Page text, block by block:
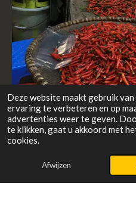
Deze website maakt gebruik
ervaring te verbeteren en op
advertenties weer te geven.
te klikken, gaat u akkoord met
cookies.
Afwijzen
Nieuwsgierig hoe
verder